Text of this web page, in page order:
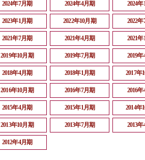
2024年7月期 2024年4月期 2024
2023年1月期 2022年10月期 2022
2021年7月期 2021年4月期 2021
2019年10月期 2019年7月期 2019
2018年4月期 2018年1月期 2017年
2016年10月期 2016年7月期 2016
2015年4月期 2015年1月期 2014年
2013年10月期 2013年7月期 2013
2012年4月期